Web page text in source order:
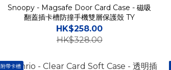
Snoopy - Magsafe Door Card Case - 磁吸
翻蓋插卡槽防撞手機雙層保護殼 TY
HK$258.00
HK$328.00
附帶卡槽